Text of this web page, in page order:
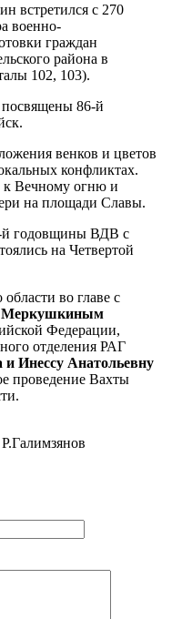
встретился с 270
военно-
граждан
района в
102, 103).
посвящены 86-й
венков и цветов
конфликтах.
к Вечному огню и
на площади Славы.
й годовщины ВДВ с
на Четвертой
во главе с
Меркушкиным
Федерации,
отделения РАГ
Инессу Анатольевну
проведение Вахты